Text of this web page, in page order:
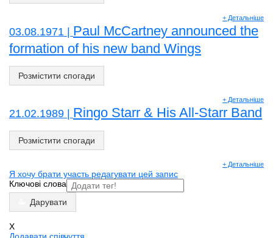
+ Детальніше
03.08.1971 | Paul McCartney announced the
formation of his new band Wings
Розмістити спогади
+ Детальніше
21.02.1989 | Ringo Starr & His All-Starr Band
Розмістити спогади
+ Детальніше
Я хочу брати участь редагувати цей запис
Ключові слова
Дарувати
X